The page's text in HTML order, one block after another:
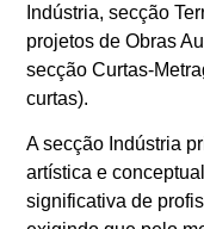
Indústria, secção
projetos de Obras
secção Curtas-
curtas).
A secção Indústria
artística e
significativa de